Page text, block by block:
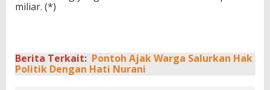
miliar. (*)
Berita Terkait: Pontoh Ajak Warga Salurkan Hak
Politik Dengan Hati Nurani